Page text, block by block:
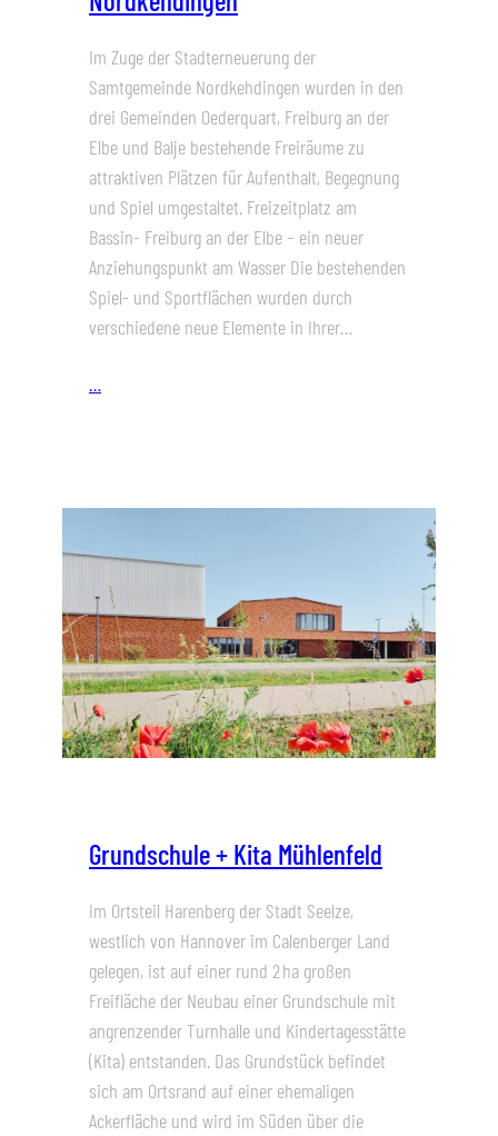
Im Zuge der Stadterneuerung der
Samtgemeinde Nordkehdingen wurden in den
drei Gemeinden Oederquart, Freiburg an der
Elbe und Balje bestehende Freiräume zu
attraktiven Plätzen für Aufenthalt, Begegnung
und Spiel umgestaltet. Freizeitplatz am
Bassin- Freiburg an der Elbe – ein neuer
Anziehungspunkt am Wasser Die bestehenden
Spiel- und Sportflächen wurden durch
verschiedene neue Elemente in Ihrer…
…
Grundschule + Kita Mühlenfeld
Im Ortsteil Harenberg der Stadt Seelze,
westlich von Hannover im Calenberger Land
gelegen, ist auf einer rund 2 ha großen
Freifläche der Neubau einer Grundschule mit
angrenzender Turnhalle und Kindertagesstätte
(Kita) entstanden. Das Grundstück befindet
sich am Ortsrand auf einer ehemaligen
Ackerfläche und wird im Süden über die